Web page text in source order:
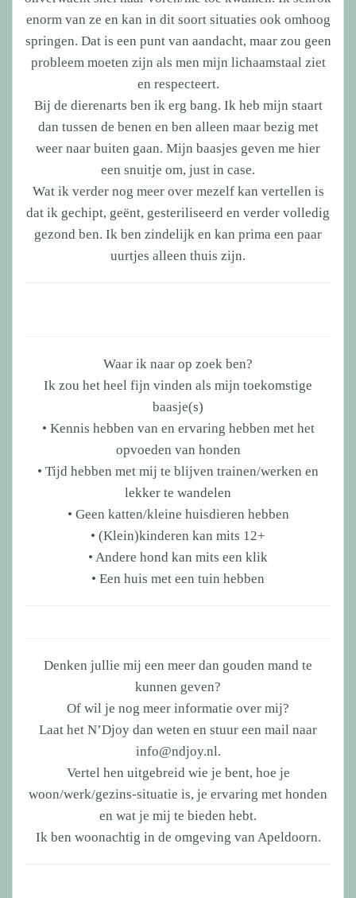
enorm van ze en kan in dit soort situaties ook omhoog
springen. Dat is een punt van aandacht, maar zou geen
probleem moeten zijn als men mijn lichaamstaal ziet
en respecteert.
Bij de dierenarts ben ik erg bang. Ik heb mijn staart
dan tussen de benen en ben alleen maar bezig met
weer naar buiten gaan. Mijn baasjes geven me hier
een snuitje om, just in case.
Wat ik verder nog meer over mezelf kan vertellen is
dat ik gechipt, geënt, gesteriliseerd en verder volledig
gezond ben. Ik ben zindelijk en kan prima een paar
uurtjes alleen thuis zijn.
Waar ik naar op zoek ben?
Ik zou het heel fijn vinden als mijn toekomstige
baasje(s)
• Kennis hebben van en ervaring hebben met het
opvoeden van honden
• Tijd hebben met mij te blijven trainen/werken en
lekker te wandelen
• Geen katten/kleine huisdieren hebben
• (Klein)kinderen kan mits 12+
• Andere hond kan mits een klik
• Een huis met een tuin hebben
Denken jullie mij een meer dan gouden mand te
kunnen geven?
Of wil je nog meer informatie over mij?
Laat het N’Djoy dan weten en stuur een mail naar
info@ndjoy.nl.
Vertel hen uitgebreid wie je bent, hoe je
woon/werk/gezins-situatie is, je ervaring met honden
en wat je mij te bieden hebt.
Ik ben woonachtig in de omgeving van Apeldoorn.